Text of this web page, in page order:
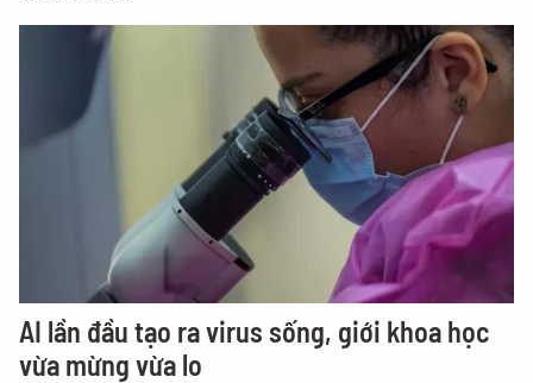
AI lần đầu tạo ra virus sống, giới khoa học
vừa mừng vừa lo